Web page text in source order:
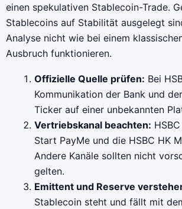
einen spekulativen Stablecoin-Trade.
Stablecoins auf Stabilität ausgelegt
Analyse nicht wie bei einem
Ausbruch funktionieren.
Offizielle Quelle prüfen: Bei
Kommunikation der Bank und
Ticker auf einer unbekannten
Vertriebskanal beachten:
Start PayMe und die HSBC HK
Andere Kanäle sollten nicht
gelten.
Emittent und Reserve
Stablecoin steht und fällt mit